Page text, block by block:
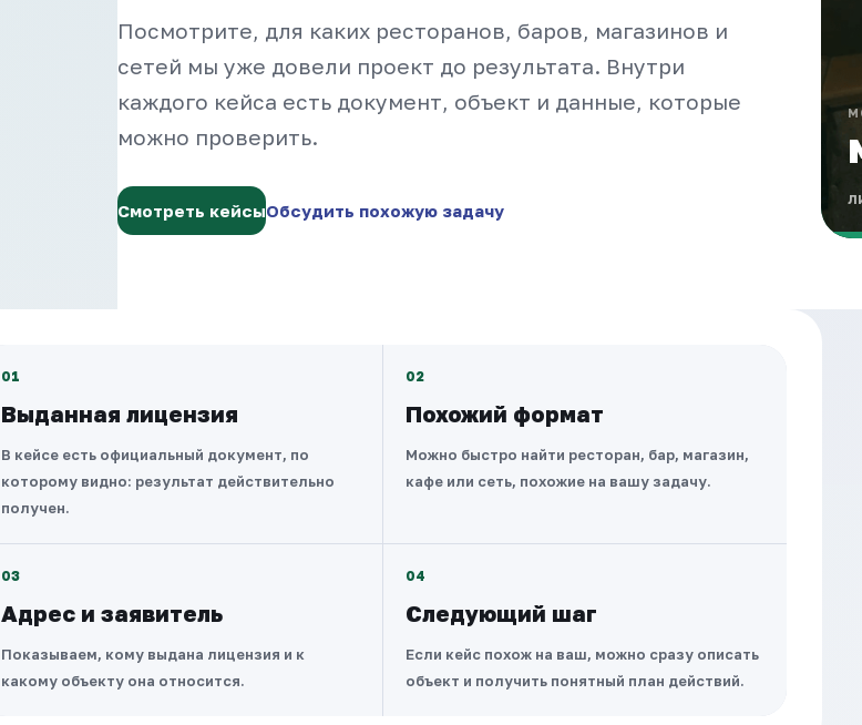
Посмотрите, для каких ресторанов, баров, магазинов и
сетей мы уже довели проект до результата. Внутри
каждого кейса есть документ, объект и данные, которые
можно проверить.
Смотреть кейсыОбсудить похожую задачу
01
Выданная лицензия
В кейсе есть официальный документ, по
которому видно: результат действительно
получен.
02
Похожий формат
Можно быстро найти ресторан, бар, магазин,
кафе или сеть, похожие на вашу задачу.
03
Адрес и заявитель
Показываем, кому выдана лицензия и к
какому объекту она относится.
04
Следующий шаг
Если кейс похож на ваш, можно сразу описать
объект и получить понятный план действий.